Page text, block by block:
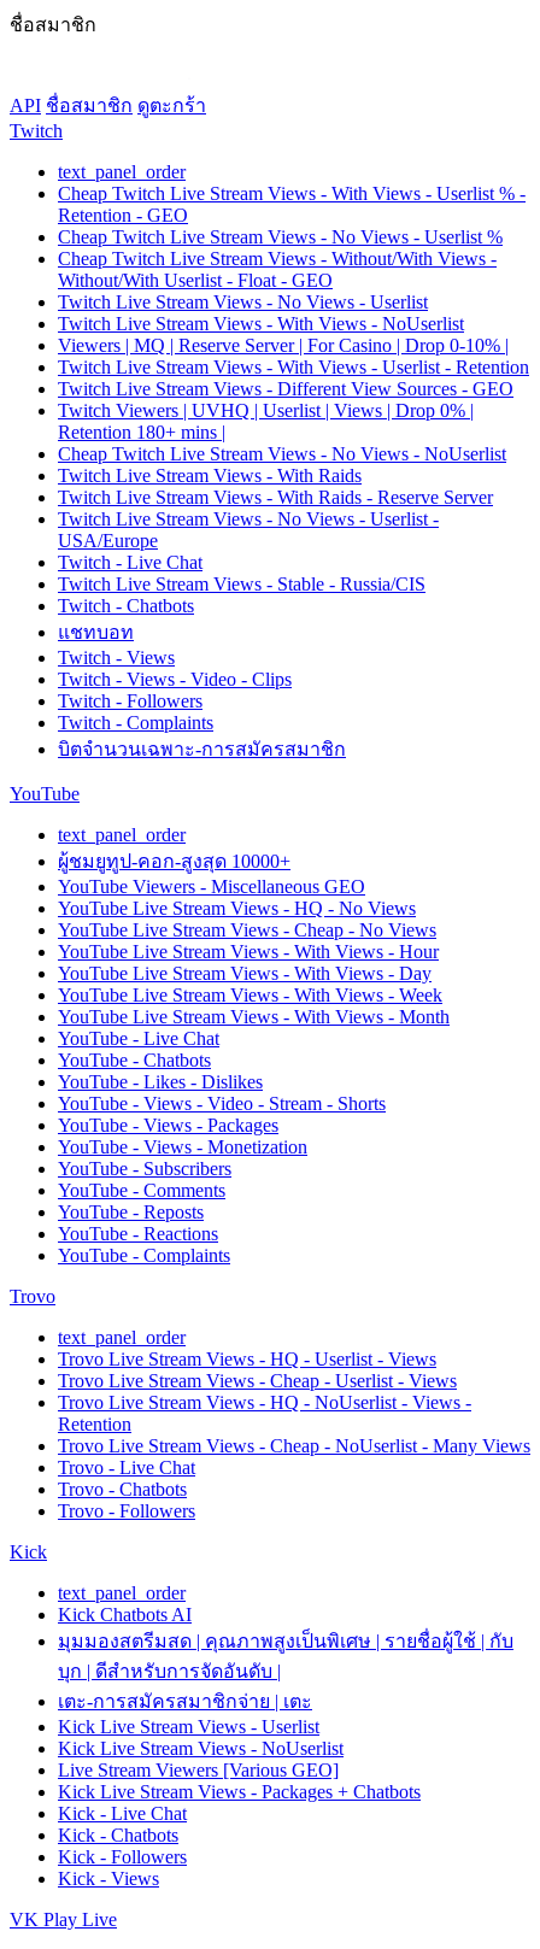
ชื่อสมาชิก
API ชื่อสมาชิก ดูตะกร้า
Twitch
text_panel_order
Cheap Twitch Live Stream Views - With Views - Userlist % -
Retention - GEO
Cheap Twitch Live Stream Views - No Views - Userlist %
Cheap Twitch Live Stream Views - Without/With Views -
Without/With Userlist - Float - GEO
Twitch Live Stream Views - No Views - Userlist
Twitch Live Stream Views - With Views - NoUserlist
Viewers | MQ | Reserve Server | For Casino | Drop 0-10% |
Twitch Live Stream Views - With Views - Userlist - Retention
Twitch Live Stream Views - Different View Sources - GEO
Twitch Viewers | UVHQ | Userlist | Views | Drop 0% |
Retention 180+ mins |
Cheap Twitch Live Stream Views - No Views - NoUserlist
Twitch Live Stream Views - With Raids
Twitch Live Stream Views - With Raids - Reserve Server
Twitch Live Stream Views - No Views - Userlist -
USA/Europe
Twitch - Live Chat
Twitch Live Stream Views - Stable - Russia/CIS
Twitch - Chatbots
แชทบอท
Twitch - Views
Twitch - Views - Video - Clips
Twitch - Followers
Twitch - Complaints
บิตจำนวนเฉพาะ-การสมัครสมาชิก
YouTube
text_panel_order
ผู้ชมยูทูป-คอก-สูงสุด 10000+
YouTube Viewers - Miscellaneous GEO
YouTube Live Stream Views - HQ - No Views
YouTube Live Stream Views - Cheap - No Views
YouTube Live Stream Views - With Views - Hour
YouTube Live Stream Views - With Views - Day
YouTube Live Stream Views - With Views - Week
YouTube Live Stream Views - With Views - Month
YouTube - Live Chat
YouTube - Chatbots
YouTube - Likes - Dislikes
YouTube - Views - Video - Stream - Shorts
YouTube - Views - Packages
YouTube - Views - Monetization
YouTube - Subscribers
YouTube - Comments
YouTube - Reposts
YouTube - Reactions
YouTube - Complaints
Trovo
text_panel_order
Trovo Live Stream Views - HQ - Userlist - Views
Trovo Live Stream Views - Cheap - Userlist - Views
Trovo Live Stream Views - HQ - NoUserlist - Views -
Retention
Trovo Live Stream Views - Cheap - NoUserlist - Many Views
Trovo - Live Chat
Trovo - Chatbots
Trovo - Followers
Kick
text_panel_order
Kick Chatbots AI
มุมมองสตรีมสด | คุณภาพสูงเป็นพิเศษ | รายชื่อผู้ใช้ | กับ
บุก | ดีสำหรับการจัดอันดับ |
เตะ-การสมัครสมาชิกจ่าย | เตะ
Kick Live Stream Views - Userlist
Kick Live Stream Views - NoUserlist
Live Stream Viewers [Various GEO]
Kick Live Stream Views - Packages + Chatbots
Kick - Live Chat
Kick - Chatbots
Kick - Followers
Kick - Views
VK Play Live